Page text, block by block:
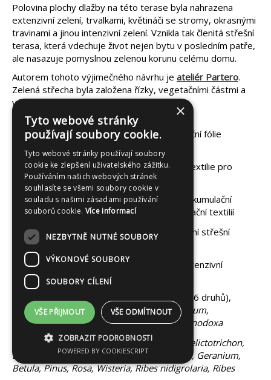
Polovina plochy dlažby na této terase byla nahrazena
extenzivní zelení, trvalkami, květináči se stromy, okrasnými
travinami a jinou intenzivní zelení. Vznikla tak členitá střešní
terasa, která vdechuje život nejen bytu v posledním patře,
ale nasazuje pomyslnou zelenou korunu celému domu.
Autorem tohoto výjimečného návrhu je ateliér Partero.
Zelená střecha byla založena řízky, vegetačními částmi a
výsadbou.
Technické parametry:
kořenovzdorná vrstva - Hydroizolační fólie
ochranná vrstva - Nenasákavá PP textilie pro
inverzní zelené střechy
drenážní vrstva - Drenážní a hydroakumulační
nopová fólie tl. 20 mm, HDPE, s filtrační textilií
vegetační vrstva – V ploše extenzivní střešní
vegetační souvrství - Květináče - intenzivní
střešní substrát + liapor
(6 druhů),
Sempervivum (4 druhy),Helianthemum,
Cerastium, Petrohagia, Crocus, Chionodoxa
Květináče: Briza, Calamagrostis, Sesleria, Helictotrichon,
Dianthus, Verbena, Achiles, Liatris, Fragaria, Geranium,
Betula, Pinus, Rosa, Wisteria, Ribes nidigrolaria, Ribes
×
Tyto webové stránky
používají soubory cookie.
Tyto webové stránky používají soubory
cookie ke zlepšení uživatelského zážitku.
Používáním našich webových stránek
souhlasíte se všemi soubory cookie v
souladu s našimi zásadami používání
souborů cookie. Více informací
NEZBYTNĚ NUTNÉ SOUBORY
VÝKONOVÉ SOUBORY
SOUBORY CÍLENÍ
VŠE PŘIJMOUT VŠE ODMÍTNOUT
ZOBRAZIT PODROBNOSTI
POWERED BY COOKIESCRIPT